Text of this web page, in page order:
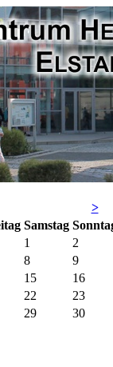
>
Samstag So
1
2
8
9
15
16
22
23
29
30